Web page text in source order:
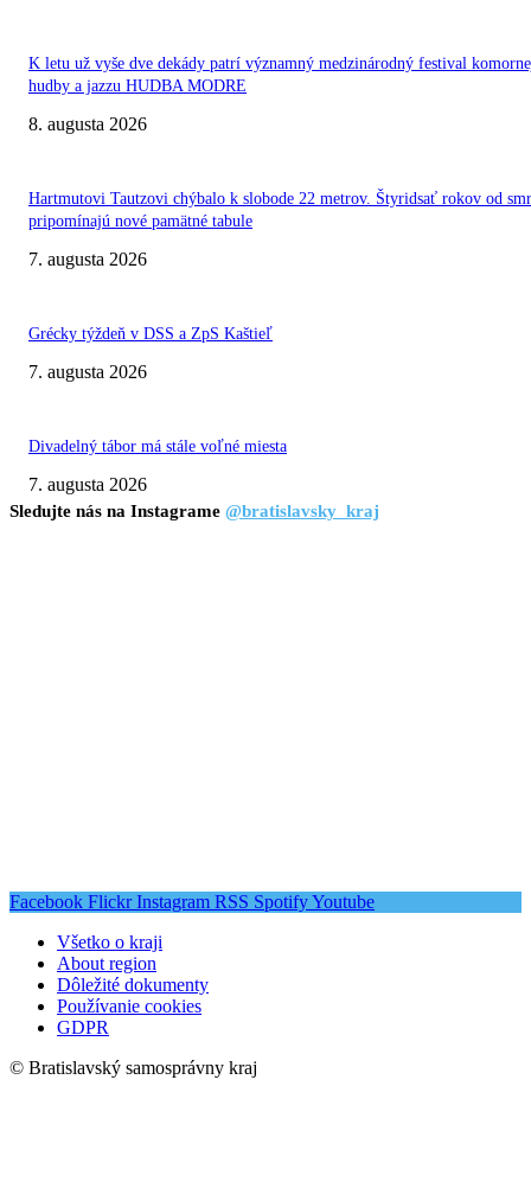
K letu už vyše dve dekády patrí významný medzinárodný festival
hudby a jazzu HUDBA MODRE
8. augusta 2026
Hartmutovi Tautzovi chýbalo k slobode 22 metrov. Štyridsať rokov od
pripomínajú nové pamätné tabule
7. augusta 2026
Grécky týždeň v DSS a ZpS Kaštieľ
7. augusta 2026
Divadelný tábor má stále voľné miesta
7. augusta 2026
Sledujte nás na Instagrame @bratislavsky_kraj
Facebook Flickr Instagram RSS SpotifyYoutube
Všetko o kraji
About region
Dôležité dokumenty
Používanie cookies
GDPR
© Bratislavský samosprávny kraj